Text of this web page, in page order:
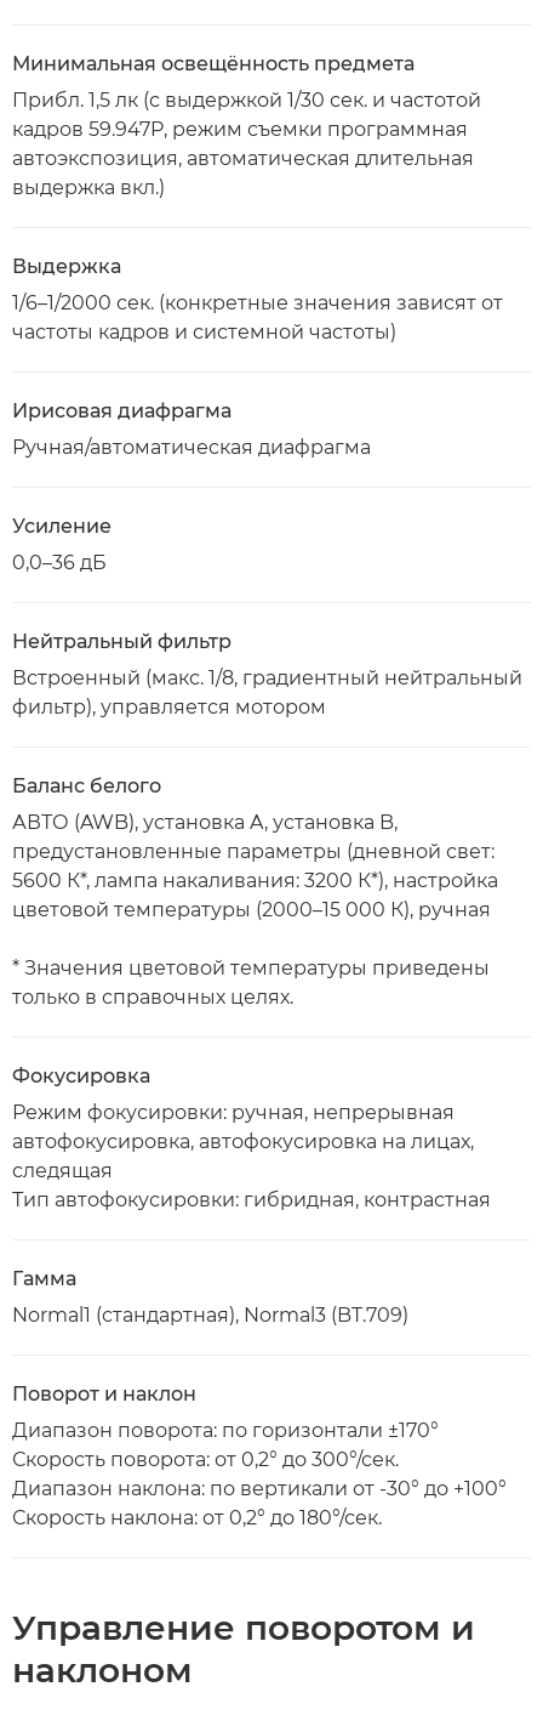
Минимальная освещённость предмета
Прибл. 1,5 лк (с выдержкой 1/30 сек. и частотой
кадров 59.947P, режим съемки программная
автоэкспозиция, автоматическая длительная
выдержка вкл.)
Выдержка
1/6–1/2000 сек. (конкретные значения зависят от
частоты кадров и системной частоты)
Ирисовая диафрагма
Ручная/автоматическая диафрагма
Усиление
0,0–36 дБ
Нейтральный фильтр
Встроенный (макс. 1/8, градиентный нейтральный
фильтр), управляется мотором
Баланс белого
АВТО (AWB), установка A, установка B,
предустановленные параметры (дневной свет:
5600 К*, лампа накаливания: 3200 К*), настройка
цветовой температуры (2000–15 000 К), ручная
* Значения цветовой температуры приведены
только в справочных целях.
Фокусировка
Режим фокусировки: ручная, непрерывная
автофокусировка, автофокусировка на лицах,
следящая
Тип автофокусировки: гибридная, контрастная
Гамма
Normal1 (стандартная), Normal3 (BT.709)
Поворот и наклон
Диапазон поворота: по горизонтали ±170°
Скорость поворота: от 0,2° до 300°/сек.
Диапазон наклона: по вертикали от -30° до +100°
Скорость наклона: от 0,2° до 180°/сек.
Управление поворотом и
наклоном